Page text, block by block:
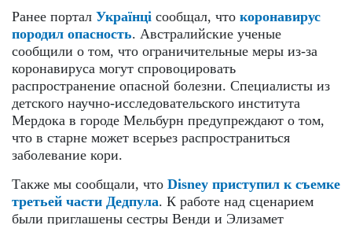
Ранее портал Українці сообщал, что коронавирус
породил опасность. Австралийские ученые
сообщили о том, что ограничительные меры из-за
коронавируса могут спровоцировать
распространение опасной болезни. Специалисты из
детского научно-исследовательского института
Мердока в городе Мельбурн предупреждают о том,
что в старне может всерьез распространиться
заболевание кори.
Также мы сообщали, что Disney приступил к съемке
третьей части Дедпула. К работе над сценарием
были приглашены сестры Венди и Элизамет